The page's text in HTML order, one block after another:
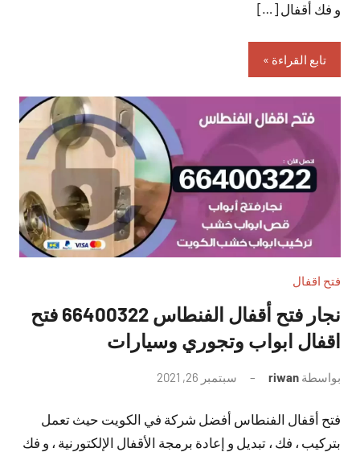
و فك أقفال […]
تابع القراءة
فتح اقفال
نجار فتح أقفال الفنطاس 66400322 فتح
اقفال ابواب وتجوري وسيارات
بواسطة riwan سبتمبر 26, 2021
تعليقات
فتح أقفال الفنطاس أفضل شركة في الكويت حيث تعمل
بتركيب ، فك ، تبديل و إعادة برمجة الأقفال الإلكتورنية ، و فك